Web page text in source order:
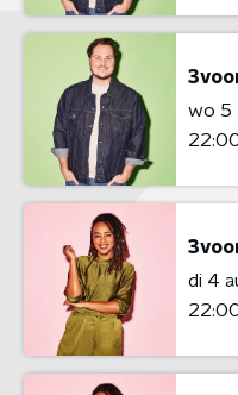
wo 5
di 4